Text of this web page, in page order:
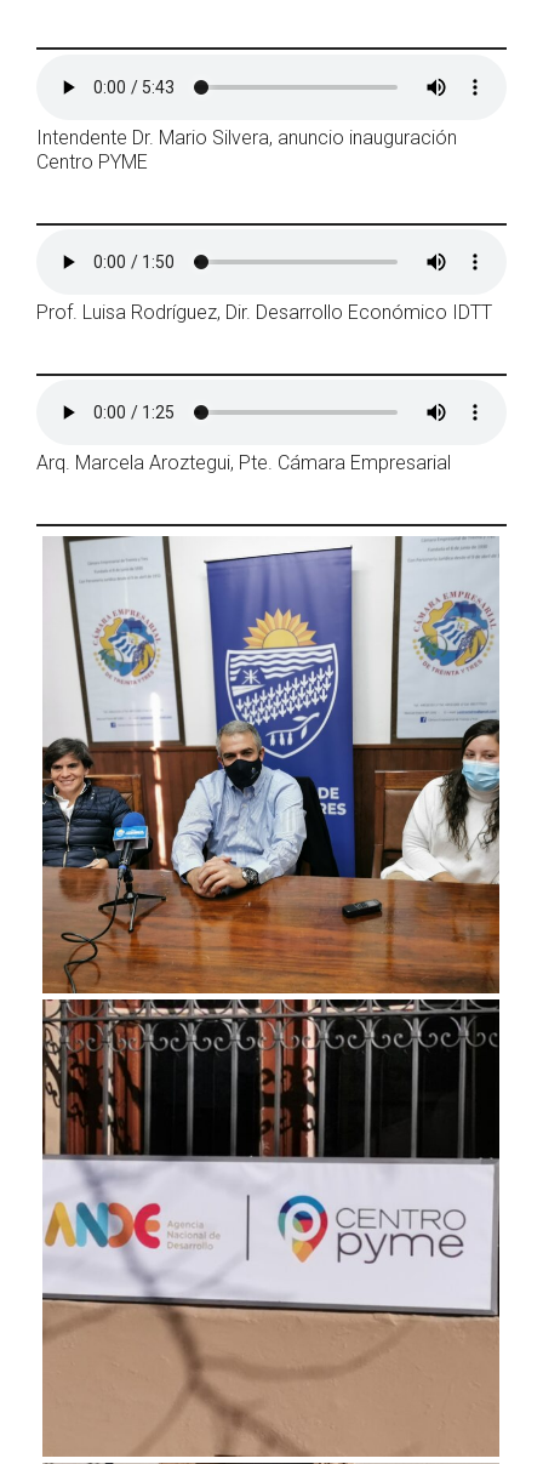
Intendente Dr. Mario Silvera, anuncio inauguración
Centro PYME
Prof. Luisa Rodríguez, Dir. Desarrollo Económico IDTT
Arq. Marcela Aroztegui, Pte. Cámara Empresarial